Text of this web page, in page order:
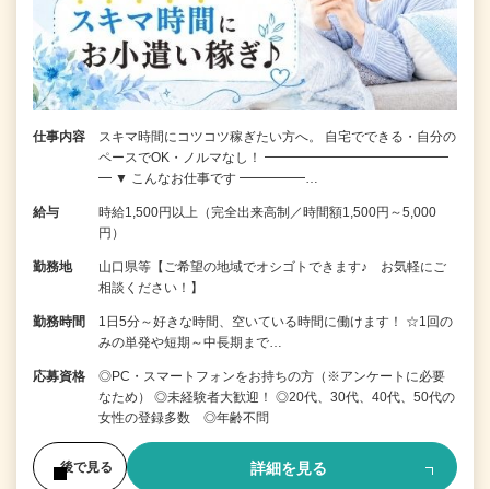
仕事内容
スキマ時間にコツコツ稼ぎたい方へ。 自宅でできる・自分の
ペースでOK・ノルマなし！ ━━━━━━━━━━━━━━
━ ▼ こんなお仕事です ━━━━━…
給与
時給1,500円以上（完全出来高制／時間額1,500円～5,000
円）
勤務地
山口県等【ご希望の地域でオシゴトできます♪ お気軽にご
相談ください！】
勤務時間
1日5分～好きな時間、空いている時間に働けます！ ☆1回の
みの単発や短期～中長期まで…
応募資格
◎PC・スマートフォンをお持ちの方（※アンケートに必要
なため） ◎未経験者大歓迎！ ◎20代、30代、40代、50代の
女性の登録多数 ◎年齢不問
後で見る 詳細を見る